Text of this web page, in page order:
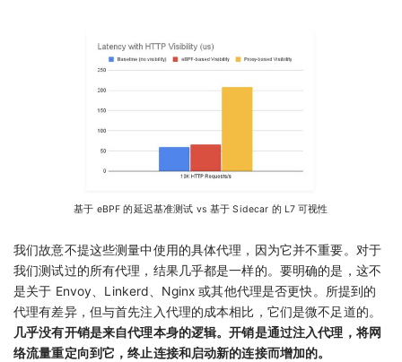
基于 eBPF 的延迟基准测试 vs 基于 Sidecar 的 L7 可视性
我们故意不提这些测量中使用的具体代理，因为它并不重要。对于
我们测试过的所有代理，结果几乎都是一样的。要明确的是，这不
是关于 Envoy、Linkerd、Nginx 或其他代理是否更快。所提到的
代理有差异，但与首先注入代理的成本相比，它们是微不足道的。
几乎没有开销是来自代理本身的逻辑。开销是通过注入代理，将网
络流量重定向到它，终止连接和启动新的连接而增加的。